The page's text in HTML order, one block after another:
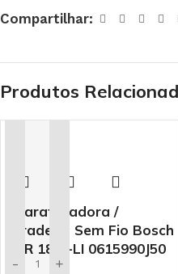
Compartilhar:
Produtos
Aparafusadora /
Furadeira Sem Fio Bosch
GSR 18-2-LI 0615990J50
- +